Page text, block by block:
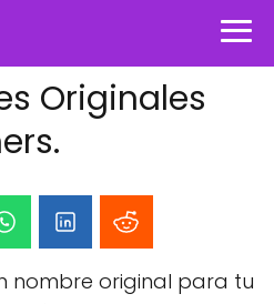
Originales
nombre original para tu